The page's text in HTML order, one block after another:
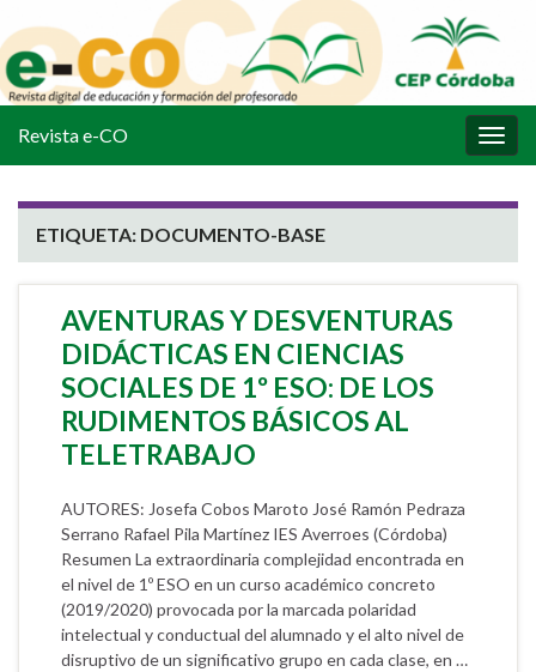
la
Revista e-CO
ETIQUETA: DOCUMENTO-BASE
AVENTURAS Y DESVENTURAS
DIDÁCTICAS EN CIENCIAS
SOCIALES DE 1º ESO: DE LOS
RUDIMENTOS BÁSICOS AL
TELETRABAJO
AUTORES: Josefa Cobos Maroto José Ramón Pedraza
Serrano Rafael Pila Martínez IES Averroes (Córdoba)
Resumen La extraordinaria complejidad encontrada en
el nivel de 1º ESO en un curso académico concreto
(2019/2020) provocada por la marcada polaridad
intelectual y conductual del alumnado y el alto nivel de
disruptivo de un significativo grupo en cada clase, en …